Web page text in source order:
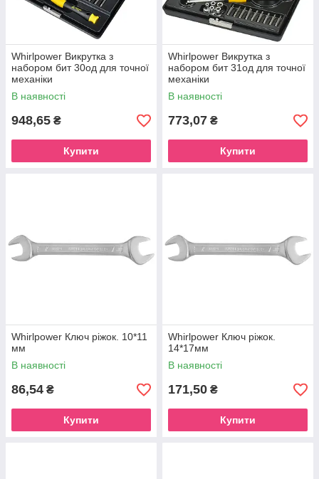
Whirlpower Викрутка з
набором бит 30од для точної
механіки
В наявності
948,65 ₴
Купити
Whirlpower Викрутка з
набором бит 31од для точної
механіки
В наявності
773,07 ₴
Купити
Whirlpower Ключ ріжок. 10*11
мм
В наявності
86,54 ₴
Купити
Whirlpower Ключ ріжок.
14*17мм
В наявності
171,50 ₴
Купити